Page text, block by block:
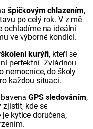
špičkovým chlazením,
po celý rok. V zimě
ochladíme na ideální
ve výborné kondici.
kurýři, kteří se
perfektní. Zvládnou
nemocnice, do školy
každou situaci.
GPS sledováním,
zjistit, kde se
kytice doručena,